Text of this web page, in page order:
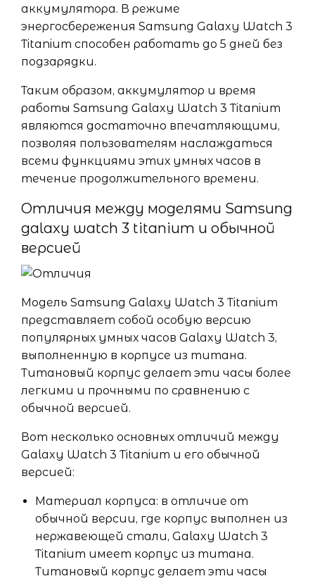
аккумулятора. В режиме
энергосбережения Samsung Galaxy Watch 3
Titanium способен работать до 5 дней без
подзарядки.
Таким образом, аккумулятор и время
работы Samsung Galaxy Watch 3 Titanium
являются достаточно впечатляющими,
позволяя пользователям наслаждаться
всеми функциями этих умных часов в
течение продолжительного времени.
Отличия между моделями Samsung
galaxy watch 3 titanium и обычной
версией
Модель Samsung Galaxy Watch 3 Titanium
представляет собой особую версию
популярных умных часов Galaxy Watch 3,
выполненную в корпусе из титана.
Титановый корпус делает эти часы более
легкими и прочными по сравнению с
обычной версией.
Вот несколько основных отличий между
Galaxy Watch 3 Titanium и его обычной
версией:
Материал корпуса: в отличие от
обычной версии, где корпус выполнен из
нержавеющей стали, Galaxy Watch 3
Titanium имеет корпус из титана.
Титановый корпус делает эти часы